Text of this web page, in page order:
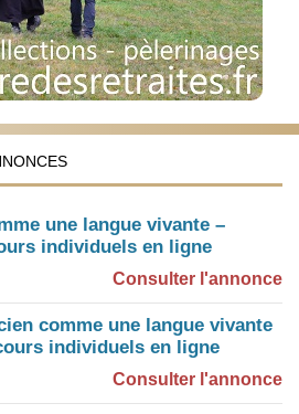
une langue vivante –
individuels en ligne
Consulter l'annonce
comme une langue vivante
individuels en ligne
Consulter l'annonce